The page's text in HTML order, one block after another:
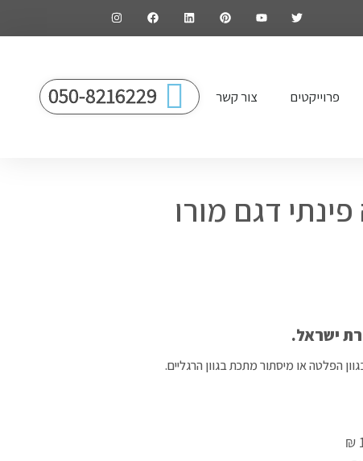
פרוייקטים צור קשר 050-8216229
דגם מורו
ישראל.
הפלטה או מיסתור מתכת בגוון הרגליים.